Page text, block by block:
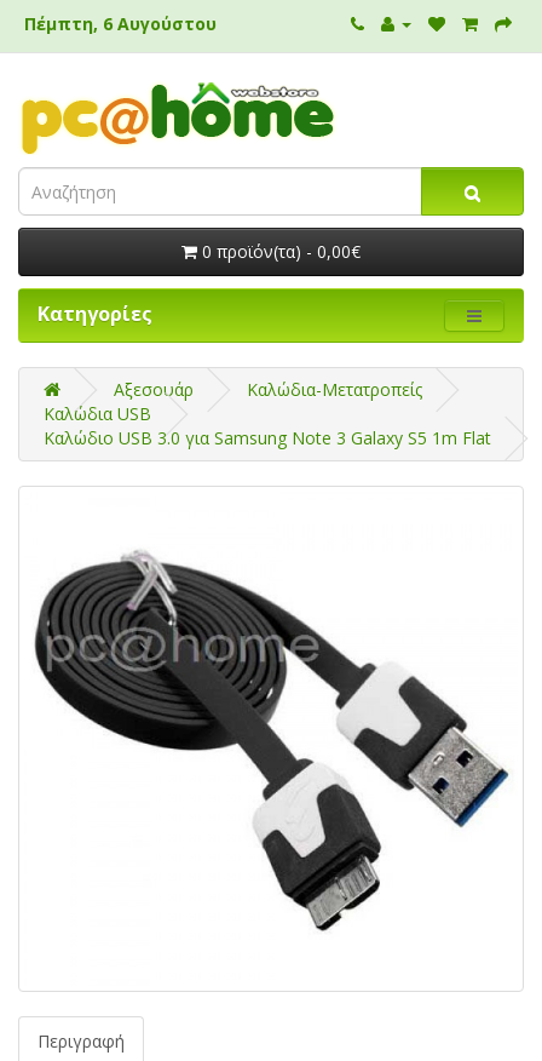
Πέμπτη, 6 Αυγούστου
0 προϊόν(τα) - 0,00€
Κατηγορίες
Αξεσουάρ
Καλώδια-Μετατροπείς
Καλώδια USB
Καλώδιο USB 3.0 για Samsung Note 3 Galaxy S5 1m Flat
Περιγραφή